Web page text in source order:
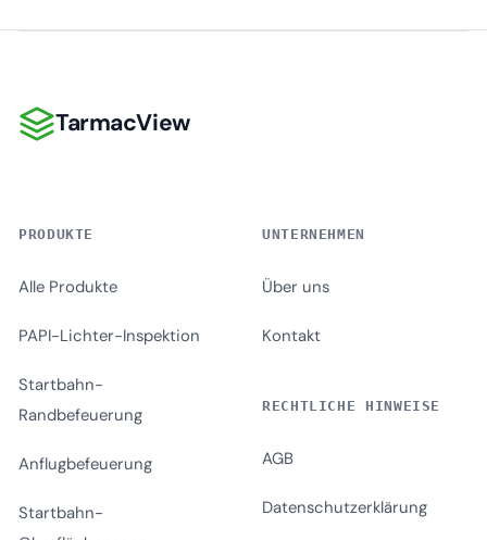
TarmacView
TarmacView
PRODUKTE
Alle Produkte
PAPI-Lichter-Inspektion
Startbahn-
Randbefeuerung
Anflugbefeuerung
Startbahn-
UNTERNEHMEN
Über uns
Kontakt
RECHTLICHE HINWEISE
AGB
Datenschutzerklärung